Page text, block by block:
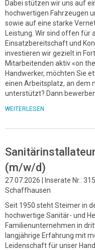
Dabei stützen wir uns auf
hochwertigen Fahrzeugen
sowie auf eine starke
Leistung. Wir sind offen für
Einsatzbereitschaft und
investieren wir gezielt in
Mitarbeitenden aktiv «on
Handwerker, möchten Sie
einen Arbeitsplatz, an dem
unterstützt? Dann
WEITERLESEN
(m/w/d)
27.07.2026 | Inserate Nr.:
Schaffhausen
Seit 1950 steht Steimer in
hochwertige Sanitär- und
Familienunternehmen in
langjährige Erfahrung mit
Leidenschaft für unser